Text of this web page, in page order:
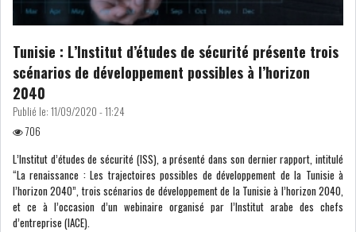
Tunisie : L’Institut d’études de sécurité présente trois
scénarios de développement possibles à l’horizon
2040
Publié le: 11/09/2020 - 11:24
706
L’Institut d’études de sécurité (ISS), a présenté dans son dernier rapport, intitulé
“La renaissance : Les trajectoires possibles de développement de la Tunisie à
l’horizon 2040”, trois scénarios de développement de la Tunisie à l’horizon 2040,
et ce à l’occasion d’un webinaire organisé par l’Institut arabe des chefs
d’entreprise (IACE).